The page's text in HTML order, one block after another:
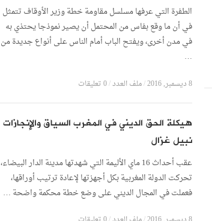
الطفرة التي عرفها مسلسل مقاومة خطة وزير الأوقاف تتمثل
في أن ما وقع بفاس من المحتمل أن يصير نموذجا يحتذي به
في مدن أخرى، ويفتح الباب أمام الناس على أنواع جديدة من
…
8 ديسمبر, 2016 /ملف العدد/0 تعليقات
هيكلة الحق الديني في المغرب السياق والإنجازات
نبيل غزال
عقب أحداث 16 ماي الأليمة التي شهدتها مدينة الدار البيضاء،
تحركت الدولة المغربية بكل أجهزتها لإعادة ترتيب أوراقها،
فعملت في المجال الديني على وضع خطة محكمة واضحة …